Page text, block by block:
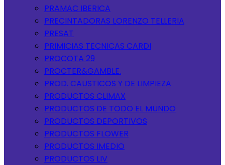
PRAMAC IBERICA
PRECINTADORAS LORENZO TELLERIA
PRESAT
PRIMICIAS TECNICAS CARDI
PROCOTA 29
PROCTER&GAMBLE.
PROD. CAUSTICOS Y DE LIMPIEZA
PRODUCTOS CLIMAX
PRODUCTOS DE TODO EL MUNDO
PRODUCTOS DEPORTIVOS
PRODUCTOS FLOWER
PRODUCTOS IMEDIO
PRODUCTOS LIV